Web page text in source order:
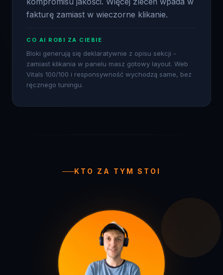
CO AI ROBI ZA CIEBIE
zamiast klikania w panelu masz gotowy layout. Web
Vitals 100/100 i responsywność wychodzą same, bez
ręcznego tuningu.